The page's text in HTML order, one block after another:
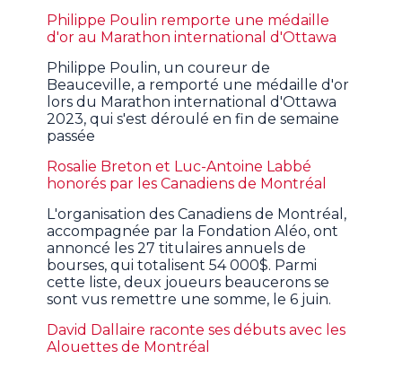
Philippe Poulin remporte une médaille
d'or au Marathon international d'Ottawa
Philippe Poulin, un coureur de
Beauceville, a remporté une médaille d'or
lors du Marathon international d'Ottawa
2023, qui s'est déroulé en fin de semaine
passée
Rosalie Breton et Luc-Antoine Labbé
honorés par les Canadiens de Montréal
L'organisation des Canadiens de Montréal,
accompagnée par la Fondation Aléo, ont
annoncé les 27 titulaires annuels de
bourses, qui totalisent 54 000$. Parmi
cette liste, deux joueurs beaucerons se
sont vus remettre une somme, le 6 juin.
David Dallaire raconte ses débuts avec les
Alouettes de Montréal